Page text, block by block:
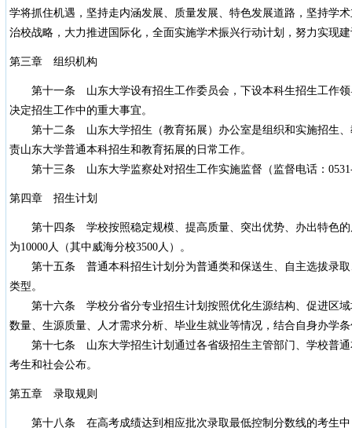
学将抓住机遇，坚持走内涵发展、质量发展、特色发展道路，坚持学
治校战略，大力推进国际化，全面实施学术振兴行动计划，努力实现
第三章 组织机构
第十一条 山东大学设有招生工作委员会，下设本科生招生工作领
决定招生工作中的重大事宜。
第十二条 山东大学招生（教育拓展）办公室是组织和实施招生、
责山东大学普通本科招生和教育拓展的日常工作。
第十三条 山东大学监察处对招生工作实施监督（监督电话：0531-
第四章 招生计划
第十四条 学校按照稳定规模、提高质量、突出优势、办出特色的
为10000人（其中威海分校3500人）。
第十五条 普通本科招生计划分为普通类和保送生、自主选拔录取
类型。
第十六条 学校分省分专业招生计划按照优化生源结构、促进区域
数量、生源质量、人才需求分析、毕业生就业等情况，结合自身办学
第十七条 山东大学招生计划通过各省级招生主管部门、学校普通
考生和社会公布。
第五章 录取规则
第十八条 在高考成绩达到相应批次录取最低控制分数线的考生中